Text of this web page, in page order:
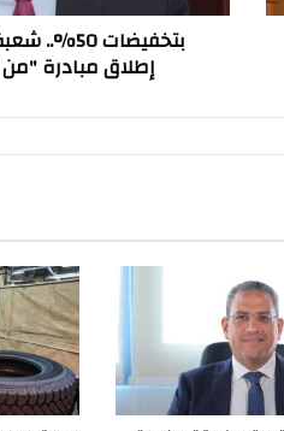
"من
بتخفيضات
إطلاق مبادرة